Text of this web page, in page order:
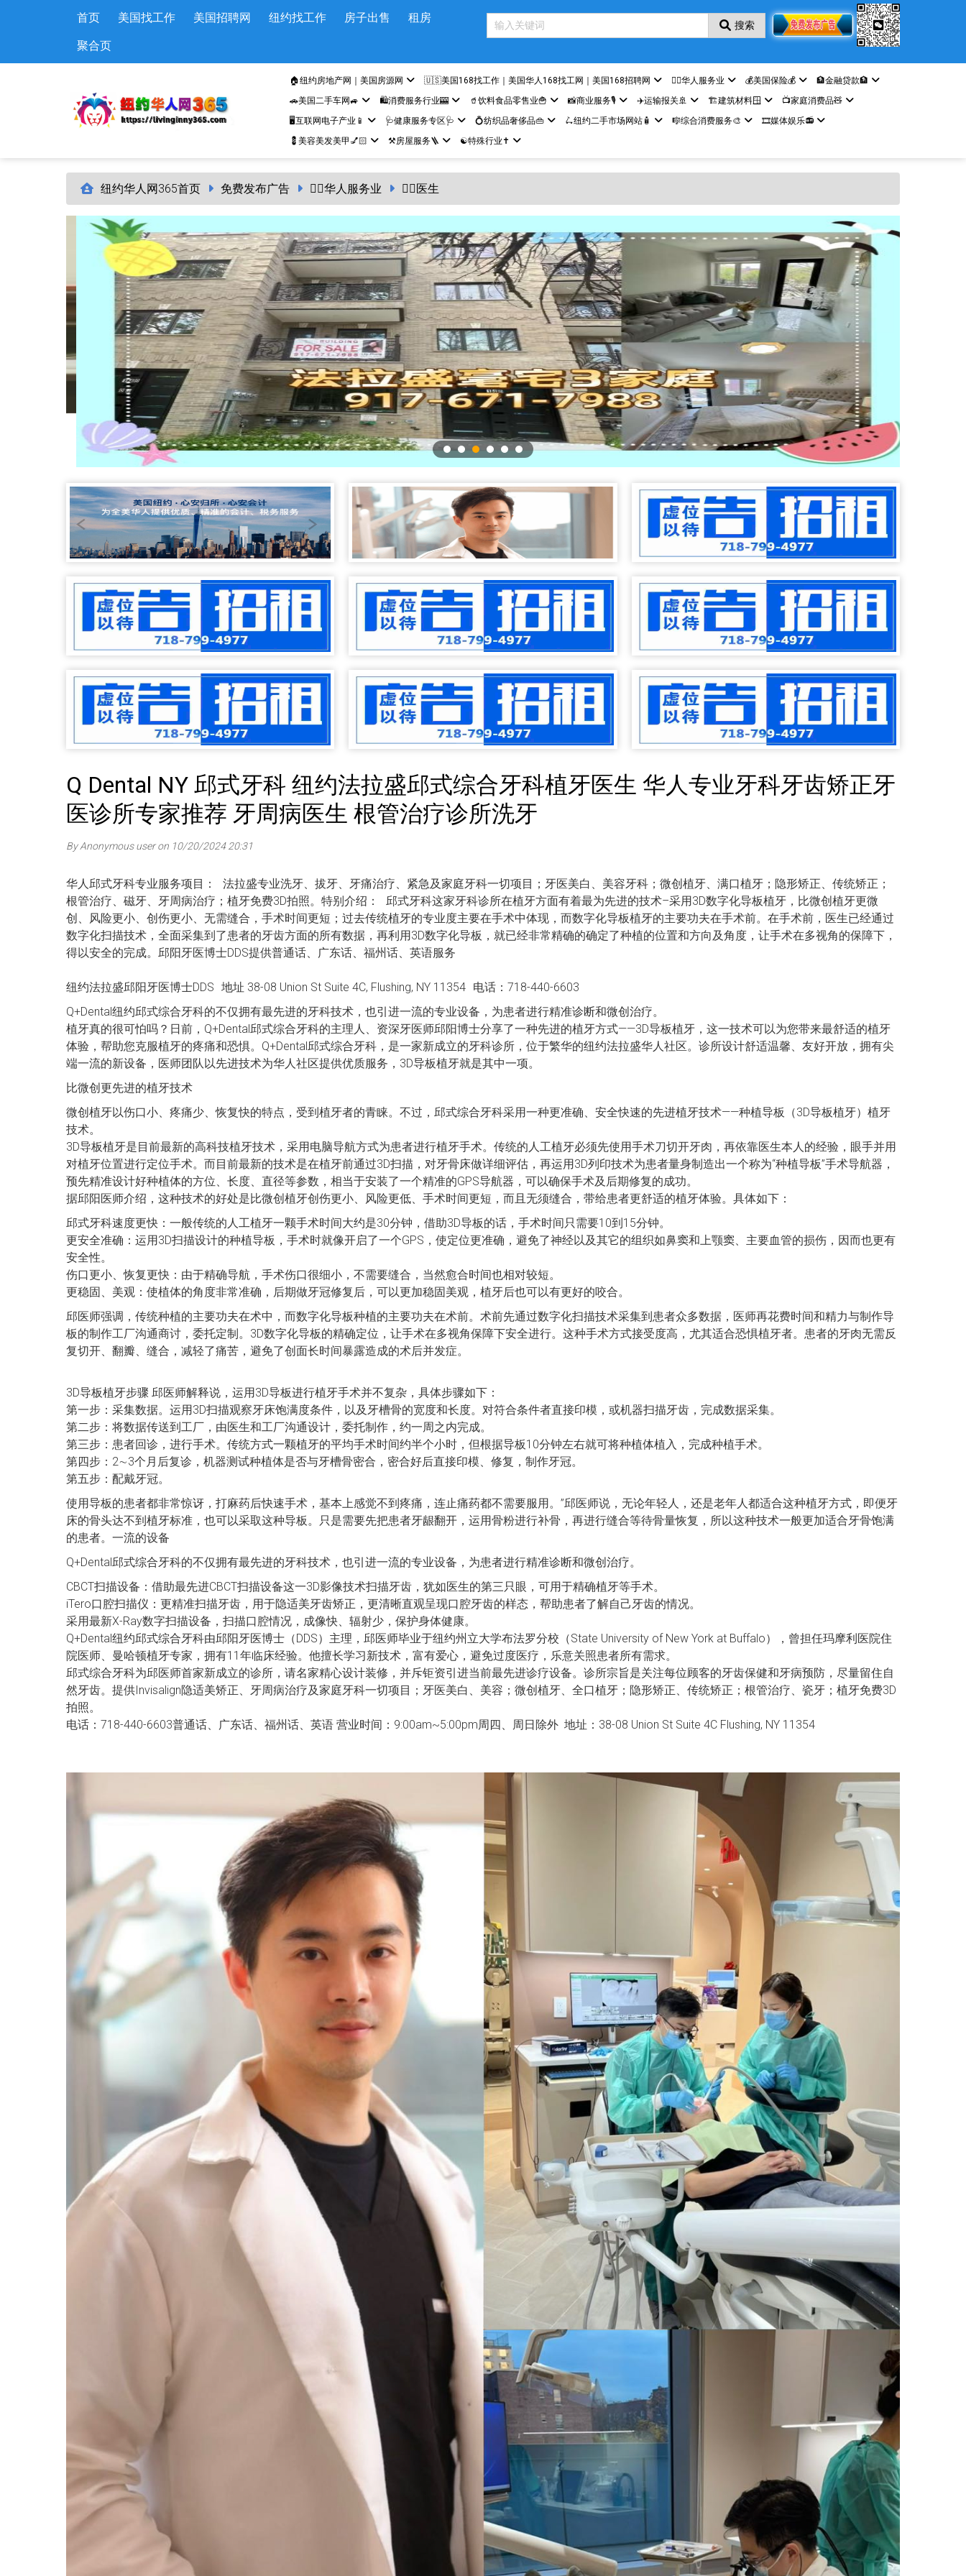
首页 美国找工作 美国招聘网 纽约找工作 房子出售 租房
聚合页
搜索
🏠纽约房地产网｜美国房源网 🇺🇸美国168找工作｜美国华人168找工网｜美国168招聘网 🤵‍♀️华人服务业 💰美国保险💰
🏦金融贷款🏦
🚗美国二手车网🚙
🛍️消费服务行业🎰 🥤饮料食品零售业🍟 📸商业服务🎙️ ✈️运输报关🚢 🏗️建筑材料🪟
📺家庭消费品🧸
🖥️互联网电子产业📱
🩺健康服务专区🩺 💍纺织品奢侈品👜 🛴纽约二手市场网站🧴 🎼综合消费服务🎨
🎞️媒体娱乐📻
💈美容美发美甲💅🏻
⚒️房屋服务🪜 ☯️特殊行业✝️
纽约华人网365首页 免费发布广告 🤵‍♀️华人服务业 👩‍⚕️医生
Q Dental NY 邱式牙科 纽约法拉盛邱式综合牙科植牙医生 华人专业牙科牙齿矫正牙
医诊所专家推荐 牙周病医生 根管治疗诊所洗牙
By Anonymous user on 10/20/2024 20:31
华人邱式牙科专业服务项目： 法拉盛专业洗牙、拔牙、牙痛治疗、紧急及家庭牙科一切项目；牙医美白、美容牙科；微创植牙、满口植牙；隐形矫正、传统矫正；
根管治疗、磁牙、牙周病治疗；植牙免费3D拍照。特别介绍： 邱式牙科这家牙科诊所在植牙方面有着最为先进的技术–采用3D数字化导板植牙，比微创植牙更微
创、风险更小、创伤更小、无需缝合，手术时间更短；过去传统植牙的专业度主要在手术中体现，而数字化导板植牙的主要功夫在手术前。在手术前，医生已经通过
数字化扫描技术，全面采集到了患者的牙齿方面的所有数据，再利用3D数字化导板，就已经非常精确的确定了种植的位置和方向及角度，让手术在多视角的保障下，
得以安全的完成。邱阳牙医博士DDS提供普通话、广东话、福州话、英语服务
纽约法拉盛邱阳牙医博士DDS 地址 38-08 Union St Suite 4C, Flushing, NY 11354 电话：718-440-6603
Q+Dental纽约邱式综合牙科的不仅拥有最先进的牙科技术，也引进一流的专业设备，为患者进行精准诊断和微创治疗。
植牙真的很可怕吗？日前，Q+Dental邱式综合牙科的主理人、资深牙医师邱阳博士分享了一种先进的植牙方式——3D导板植牙，这一技术可以为您带来最舒适的植牙
体验，帮助您克服植牙的疼痛和恐惧。Q+Dental邱式综合牙科，是一家新成立的牙科诊所，位于繁华的纽约法拉盛华人社区。诊所设计舒适温馨、友好开放，拥有尖
端一流的新设备，医师团队以先进技术为华人社区提供优质服务，3D导板植牙就是其中一项。
比微创更先进的植牙技术
微创植牙以伤口小、疼痛少、恢复快的特点，受到植牙者的青睐。不过，邱式综合牙科采用一种更准确、安全快速的先进植牙技术——种植导板（3D导板植牙）植牙
技术。
3D导板植牙是目前最新的高科技植牙技术，采用电脑导航方式为患者进行植牙手术。传统的人工植牙必须先使用手术刀切开牙肉，再依靠医生本人的经验，眼手并用
对植牙位置进行定位手术。而目前最新的技术是在植牙前通过3D扫描，对牙骨床做详细评估，再运用3D列印技术为患者量身制造出一个称为“种植导板”手术导航器，
预先精准设计好种植体的方位、长度、直径等参数，相当于安装了一个精准的GPS导航器，可以确保手术及后期修复的成功。
据邱阳医师介绍，这种技术的好处是比微创植牙创伤更小、风险更低、手术时间更短，而且无须缝合，带给患者更舒适的植牙体验。具体如下：
邱式牙科速度更快：一般传统的人工植牙一颗手术时间大约是30分钟，借助3D导板的话，手术时间只需要10到15分钟。
更安全准确：运用3D扫描设计的种植导板，手术时就像开启了一个GPS，使定位更准确，避免了神经以及其它的组织如鼻窦和上颚窦、主要血管的损伤，因而也更有
安全性。
伤口更小、恢复更快：由于精确导航，手术伤口很细小，不需要缝合，当然愈合时间也相对较短。
更稳固、美观：使植体的角度非常准确，后期做牙冠修复后，可以更加稳固美观，植牙后也可以有更好的咬合。
邱医师强调，传统种植的主要功夫在术中，而数字化导板种植的主要功夫在术前。术前先通过数字化扫描技术采集到患者众多数据，医师再花费时间和精力与制作导
板的制作工厂沟通商讨，委托定制。3D数字化导板的精确定位，让手术在多视角保障下安全进行。这种手术方式接受度高，尤其适合恐惧植牙者。患者的牙肉无需反
复切开、翻瓣、缝合，减轻了痛苦，避免了创面长时间暴露造成的术后并发症。
3D导板植牙步骤 邱医师解释说，运用3D导板进行植牙手术并不复杂，具体步骤如下：
第一步：采集数据。运用3D扫描观察牙床饱满度条件，以及牙槽骨的宽度和长度。对符合条件者直接印模，或机器扫描牙齿，完成数据采集。
第二步：将数据传送到工厂，由医生和工厂沟通设计，委托制作，约一周之内完成。
第三步：患者回诊，进行手术。传统方式一颗植牙的平均手术时间约半个小时，但根据导板10分钟左右就可将种植体植入，完成种植手术。
第四步：2∼3个月后复诊，机器测试种植体是否与牙槽骨密合，密合好后直接印模、修复，制作牙冠。
第五步：配戴牙冠。
使用导板的患者都非常惊讶，打麻药后快速手术，基本上感觉不到疼痛，连止痛药都不需要服用。”邱医师说，无论年轻人，还是老年人都适合这种植牙方式，即便牙
床的骨头达不到植牙标准，也可以采取这种导板。只是需要先把患者牙龈翻开，运用骨粉进行补骨，再进行缝合等待骨量恢复，所以这种技术一般更加适合牙骨饱满
的患者。一流的设备
Q+Dental邱式综合牙科的不仅拥有最先进的牙科技术，也引进一流的专业设备，为患者进行精准诊断和微创治疗。
CBCT扫描设备：借助最先进CBCT扫描设备这一3D影像技术扫描牙齿，犹如医生的第三只眼，可用于精确植牙等手术。
iTero口腔扫描仪：更精准扫描牙齿，用于隐适美牙齿矫正，更清晰直观呈现口腔牙齿的样态，帮助患者了解自己牙齿的情况。
采用最新X-Ray数字扫描设备，扫描口腔情况，成像快、辐射少，保护身体健康。
Q+Dental纽约邱式综合牙科由邱阳牙医博士（DDS）主理，邱医师毕业于纽约州立大学布法罗分校（State University of New York at Buffalo），曾担任玛摩利医院住
院医师、曼哈顿植牙专家，拥有11年临床经验。他擅长学习新技术，富有爱心，避免过度医疗，乐意关照患者所有需求。
邱式综合牙科为邱医师首家新成立的诊所，请名家精心设计装修，并斥钜资引进当前最先进诊疗设备。诊所宗旨是关注每位顾客的牙齿保健和牙病预防，尽量留住自
然牙齿。提供Invisalign隐适美矫正、牙周病治疗及家庭牙科一切项目；牙医美白、美容；微创植牙、全口植牙；隐形矫正、传统矫正；根管治疗、瓷牙；植牙免费3D
拍照。
电话：718-440-6603普通话、广东话、福州话、英语 营业时间：9:00am~5:00pm周四、周日除外 地址：38-08 Union St Suite 4C Flushing, NY 11354